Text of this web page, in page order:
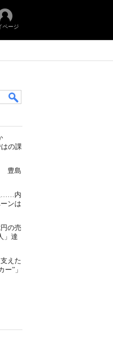
ページ
の課
豊島
……内
ンは
の売
」達
えた
ー”」